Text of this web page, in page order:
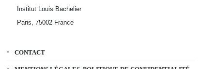
Institut Louis Bachelier
Paris, 75002 France
CONTACT